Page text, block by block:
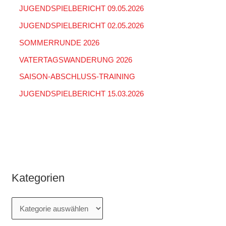
JUGENDSPIELBERICHT 09.05.2026
JUGENDSPIELBERICHT 02.05.2026
SOMMERRUNDE 2026
VATERTAGSWANDERUNG 2026
SAISON-ABSCHLUSS-TRAINING
JUGENDSPIELBERICHT 15.03.2026
Kategorien